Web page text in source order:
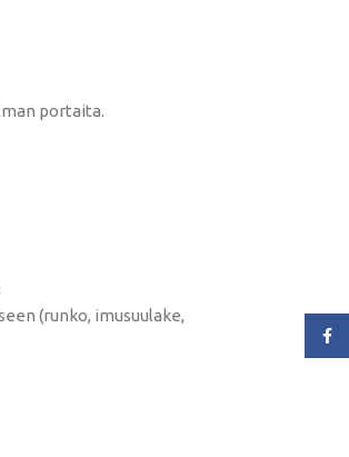
portaita.
(runko, imusuulake,